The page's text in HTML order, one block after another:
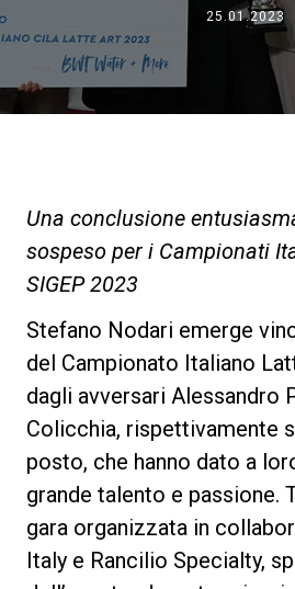
25.01.2023
Una conclusione
sospeso per i Campionati
SIGEP 2023
Stefano Nodari emerge
del Campionato Italiano
dagli avversari Alessandro
Colicchia, rispettivamente
posto, che hanno dato a
grande talento e passione.
gara organizzata in
Italy e Rancilio Specialty,
News
I nostri Lab
Sostenibilità
Connect
Contattaci